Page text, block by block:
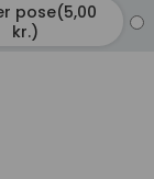
pose(5,00
kr.)